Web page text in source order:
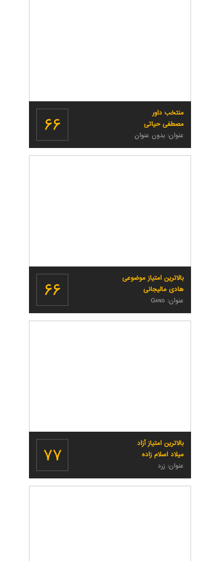
منتخب داور
مصطفی حیاتی
عنوان: بدون عنوان
۶۶
بالاترین امتیاز موضوعی
هادی مالیجانی
عنوان: Gᴀɴɢ
۶۶
بالاترین امتیاز آزاد
میلاد اسلام زاده
عنوان: زرد
۷۷